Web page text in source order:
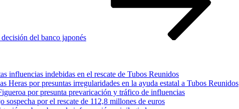
del banco japonés
influencias indebidas en el rescate de Tubos Reunidos
Heras por presuntas irregularidades en la ayuda estatal a Tubos Reunidos
por presunta prevaricación y tráfico de influencias
sospecha por el rescate de 112,8 millones de euros